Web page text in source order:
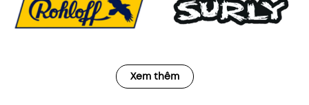
Xem thêm